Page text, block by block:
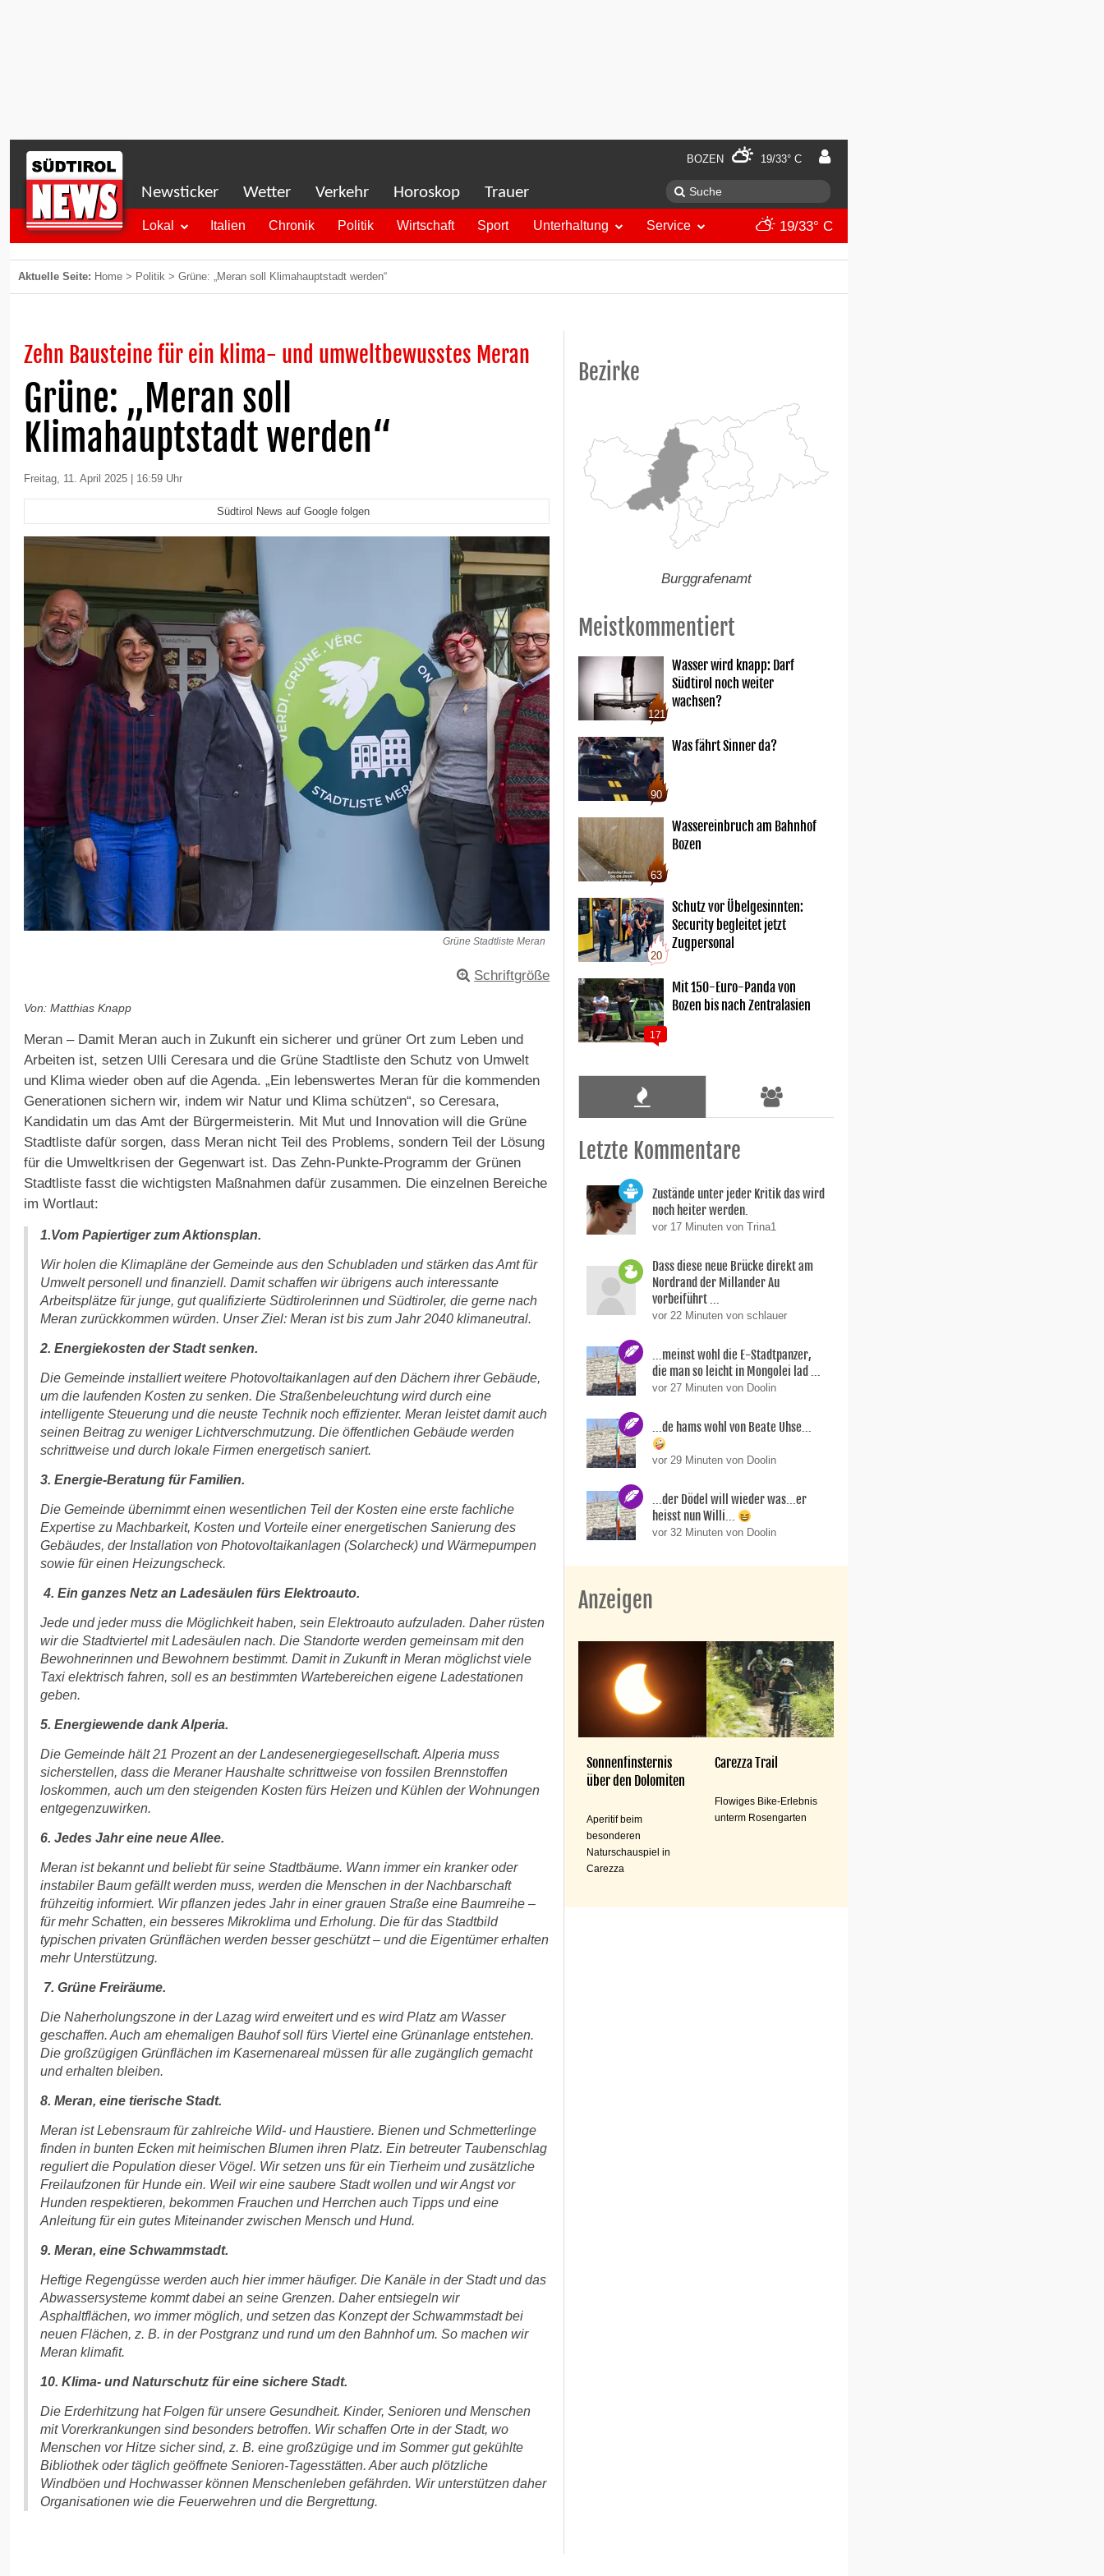
BOZEN 19/33° C
Newsticker Wetter Verkehr Horoskop Trauer
Lokal Italien Chronik Politik Wirtschaft Sport Unterhaltung Service 19/33° C
Aktuelle Seite: Home > Politik > Grüne: „Meran soll Klimahauptstadt werden“
Zehn Bausteine für ein klima- und umweltbewusstes Meran
Grüne: „Meran soll
Klimahauptstadt werden“
Freitag, 11. April 2025 | 16:59 Uhr
Südtirol News auf Google folgen
Grüne Stadtliste Meran
Schriftgröße
Von: Matthias Knapp
Meran – Damit Meran auch in Zukunft ein sicherer und grüner Ort zum Leben und
Arbeiten ist, setzen Ulli Ceresara und die Grüne Stadtliste den Schutz von Umwelt
und Klima wieder oben auf die Agenda. „Ein lebenswertes Meran für die kommenden
Generationen sichern wir, indem wir Natur und Klima schützen“, so Ceresara,
Kandidatin um das Amt der Bürgermeisterin. Mit Mut und Innovation will die Grüne
Stadtliste dafür sorgen, dass Meran nicht Teil des Problems, sondern Teil der Lösung
für die Umweltkrisen der Gegenwart ist. Das Zehn-Punkte-Programm der Grünen
Stadtliste fasst die wichtigsten Maßnahmen dafür zusammen. Die einzelnen Bereiche
im Wortlaut:
1.Vom Papiertiger zum Aktionsplan.
Wir holen die Klimapläne der Gemeinde aus den Schubladen und stärken das Amt für
Umwelt personell und finanziell. Damit schaffen wir übrigens auch interessante
Arbeitsplätze für junge, gut qualifizierte Südtirolerinnen und Südtiroler, die gerne nach
Meran zurückkommen würden. Unser Ziel: Meran ist bis zum Jahr 2040 klimaneutral.
2. Energiekosten der Stadt senken.
Die Gemeinde installiert weitere Photovoltaikanlagen auf den Dächern ihrer Gebäude,
um die laufenden Kosten zu senken. Die Straßenbeleuchtung wird durch eine
intelligente Steuerung und die neuste Technik noch effizienter. Meran leistet damit auch
seinen Beitrag zu weniger Lichtverschmutzung. Die öffentlichen Gebäude werden
schrittweise und durch lokale Firmen energetisch saniert.
3. Energie-Beratung für Familien.
Die Gemeinde übernimmt einen wesentlichen Teil der Kosten eine erste fachliche
Expertise zu Machbarkeit, Kosten und Vorteile einer energetischen Sanierung des
Gebäudes, der Installation von Photovoltaikanlagen (Solarcheck) und Wärmepumpen
sowie für einen Heizungscheck.
4. Ein ganzes Netz an Ladesäulen fürs Elektroauto.
Jede und jeder muss die Möglichkeit haben, sein Elektroauto aufzuladen. Daher rüsten
wir die Stadtviertel mit Ladesäulen nach. Die Standorte werden gemeinsam mit den
Bewohnerinnen und Bewohnern bestimmt. Damit in Zukunft in Meran möglichst viele
Taxi elektrisch fahren, soll es an bestimmten Wartebereichen eigene Ladestationen
geben.
5. Energiewende dank Alperia.
Die Gemeinde hält 21 Prozent an der Landesenergiegesellschaft. Alperia muss
sicherstellen, dass die Meraner Haushalte schrittweise von fossilen Brennstoffen
loskommen, auch um den steigenden Kosten fürs Heizen und Kühlen der Wohnungen
entgegenzuwirken.
6. Jedes Jahr eine neue Allee.
Meran ist bekannt und beliebt für seine Stadtbäume. Wann immer ein kranker oder
instabiler Baum gefällt werden muss, werden die Menschen in der Nachbarschaft
frühzeitig informiert. Wir pflanzen jedes Jahr in einer grauen Straße eine Baumreihe –
für mehr Schatten, ein besseres Mikroklima und Erholung. Die für das Stadtbild
typischen privaten Grünflächen werden besser geschützt – und die Eigentümer erhalten
mehr Unterstützung.
7. Grüne Freiräume.
Die Naherholungszone in der Lazag wird erweitert und es wird Platz am Wasser
geschaffen. Auch am ehemaligen Bauhof soll fürs Viertel eine Grünanlage entstehen.
Die großzügigen Grünflächen im Kasernenareal müssen für alle zugänglich gemacht
und erhalten bleiben.
8. Meran, eine tierische Stadt.
Meran ist Lebensraum für zahlreiche Wild- und Haustiere. Bienen und Schmetterlinge
finden in bunten Ecken mit heimischen Blumen ihren Platz. Ein betreuter Taubenschlag
reguliert die Population dieser Vögel. Wir setzen uns für ein Tierheim und zusätzliche
Freilaufzonen für Hunde ein. Weil wir eine saubere Stadt wollen und wir Angst vor
Hunden respektieren, bekommen Frauchen und Herrchen auch Tipps und eine
Anleitung für ein gutes Miteinander zwischen Mensch und Hund.
9. Meran, eine Schwammstadt.
Heftige Regengüsse werden auch hier immer häufiger. Die Kanäle in der Stadt und das
Abwassersysteme kommt dabei an seine Grenzen. Daher entsiegeln wir
Asphaltflächen, wo immer möglich, und setzen das Konzept der Schwammstadt bei
neuen Flächen, z. B. in der Postgranz und rund um den Bahnhof um. So machen wir
Meran klimafit.
10. Klima- und Naturschutz für eine sichere Stadt.
Die Erderhitzung hat Folgen für unsere Gesundheit. Kinder, Senioren und Menschen
mit Vorerkrankungen sind besonders betroffen. Wir schaffen Orte in der Stadt, wo
Menschen vor Hitze sicher sind, z. B. eine großzügige und im Sommer gut gekühlte
Bibliothek oder täglich geöffnete Senioren-Tagesstätten. Aber auch plötzliche
Windböen und Hochwasser können Menschenleben gefährden. Wir unterstützen daher
Organisationen wie die Feuerwehren und die Bergrettung.
Bezirke
Burggrafenamt
Meistkommentiert
121
Wasser wird knapp: Darf
Südtirol noch weiter
wachsen?
90
Was fährt Sinner da?
63
Wassereinbruch am Bahnhof
Bozen
20
Schutz vor Übelgesinnten:
Security begleitet jetzt
Zugpersonal
17
Mit 150-Euro-Panda von
Bozen bis nach Zentralasien
Letzte Kommentare
Zustände unter jeder Kritik das wird
noch heiter werden.
vor 17 Minuten von Trina1
Dass diese neue Brücke direkt am
Nordrand der Millander Au
vorbeiführt ...
vor 22 Minuten von schlauer
...meinst wohl die E-Stadtpanzer,
die man so leicht in Mongolei lad ...
vor 27 Minuten von Doolin
...de hams wohl von Beate Uhse...
vor 29 Minuten von Doolin
...der Dödel will wieder was...er
heisst nun Willi...
vor 32 Minuten von Doolin
Anzeigen
Sonnenfinsternis
über den Dolomiten
Aperitif beim
besonderen
Naturschauspiel in
Carezza
Carezza Trail
Flowiges Bike-Erlebnis
unterm Rosengarten